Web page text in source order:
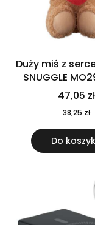
Duży miś z
SNUGGLE
47,05 zł
38,25 zł
Do